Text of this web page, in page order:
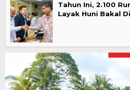
Tahun Ini, 2.100
Layak Huni Bakal